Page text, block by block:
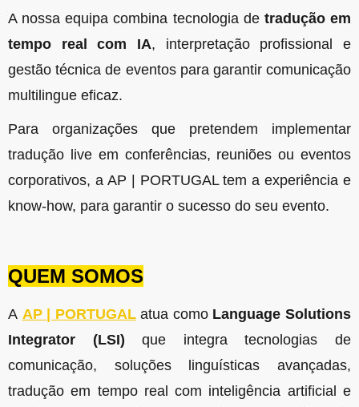
A nossa equipa combina tecnologia de tradução em
tempo real com IA, interpretação profissional e
gestão técnica de eventos para garantir comunicação
multilingue eficaz.
Para organizações que pretendem implementar
tradução live em conferências, reuniões ou eventos
corporativos, a AP | PORTUGAL tem a experiência e
know-how, para garantir o sucesso do seu evento.
QUEM SOMOS
A AP | PORTUGALatua como Language Solutions
Integrator (LSI) que integra tecnologias de
comunicação, soluções linguísticas avançadas,
tradução em tempo real com inteligência artificial e